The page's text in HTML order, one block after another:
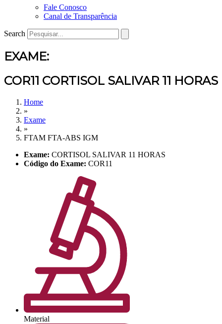
Fale Conosco
Canal de Transparência
Search
EXAME:
COR11 CORTISOL SALIVAR 11 HORAS
Home
»
Exame
»
FTAM FTA-ABS IGM
Exame: CORTISOL SALIVAR 11 HORAS
Código do Exame: COR11
Material